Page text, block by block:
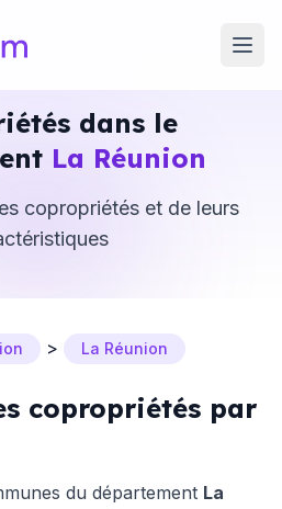
dans le
La Réunion
copropriétés et de leurs
> La Réunion
copropriétés par
du département La